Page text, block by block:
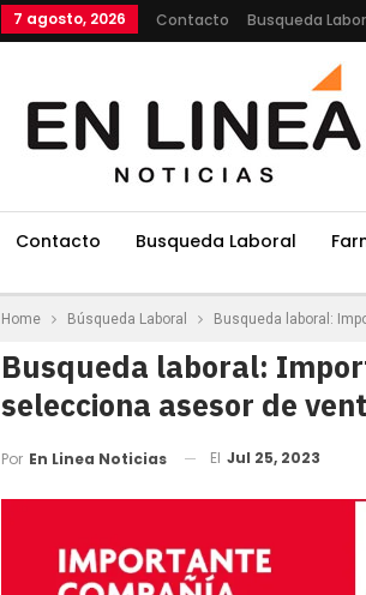
7 agosto, 2026 Contacto Busqueda
Contacto Busqueda Laboral
Home Búsqueda Laboral Busqueda laboral:
Busqueda laboral:
selecciona asesor de
Por En Linea Noticias El Jul 25, 2023